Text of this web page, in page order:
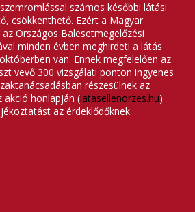
számos későbbi látási
csökkenthető. Ezért a Magyar
Országos Balesetmegelőzési
minden évben meghirdeti a látás
van. Ennek megfelelően az
vevő 300 vizsgálati ponton ingyenes
részesülnek az
akció honlapján (latasellenorzes.hu)
az érdeklődőknek.